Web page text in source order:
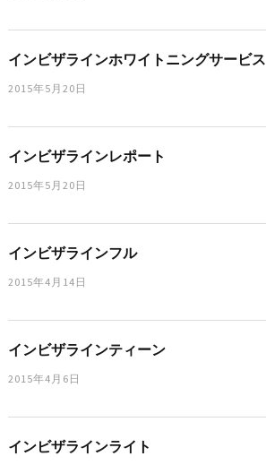
インビザラインホワイトニングサービス
2015年5月20日
インビザラインレポート
2015年5月20日
インビザラインフル
2015年4月14日
インビザラインティーン
2015年4月6日
インビザラインライト